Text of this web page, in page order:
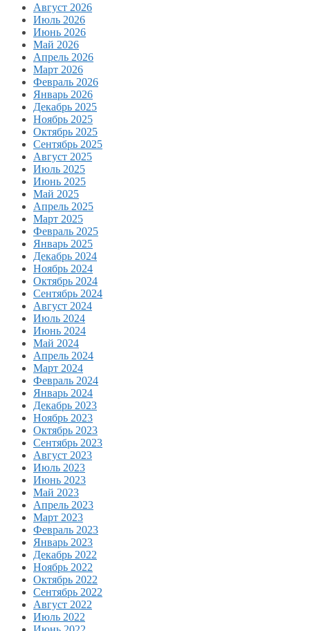
Август 2026
Июль 2026
Июнь 2026
Май 2026
Апрель 2026
Март 2026
Февраль 2026
Январь 2026
Декабрь 2025
Ноябрь 2025
Октябрь 2025
Сентябрь 2025
Август 2025
Июль 2025
Июнь 2025
Май 2025
Апрель 2025
Март 2025
Февраль 2025
Январь 2025
Декабрь 2024
Ноябрь 2024
Октябрь 2024
Сентябрь 2024
Август 2024
Июль 2024
Июнь 2024
Май 2024
Апрель 2024
Март 2024
Февраль 2024
Январь 2024
Декабрь 2023
Ноябрь 2023
Октябрь 2023
Сентябрь 2023
Август 2023
Июль 2023
Июнь 2023
Май 2023
Апрель 2023
Март 2023
Февраль 2023
Январь 2023
Декабрь 2022
Ноябрь 2022
Октябрь 2022
Сентябрь 2022
Август 2022
Июль 2022